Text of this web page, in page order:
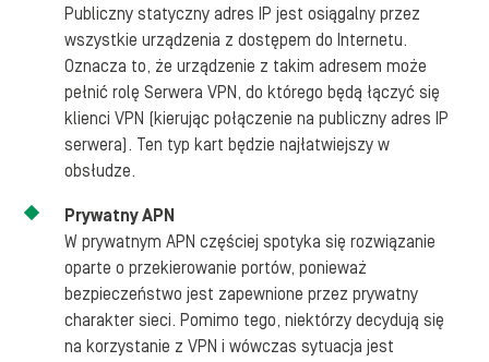
Publiczny statyczny adres IP jest osiągalny przez
wszystkie urządzenia z dostępem do Internetu.
Oznacza to, że urządzenie z takim adresem może
pełnić rolę Serwera VPN, do którego będą łączyć się
klienci VPN (kierując połączenie na publiczny adres IP
serwera). Ten typ kart będzie najłatwiejszy w
obsłudze.
Prywatny APN
W prywatnym APN częściej spotyka się rozwiązanie
oparte o przekierowanie portów, ponieważ
bezpieczeństwo jest zapewnione przez prywatny
charakter sieci. Pomimo tego, niektórzy decydują się
na korzystanie z VPN i wówczas sytuacja jest